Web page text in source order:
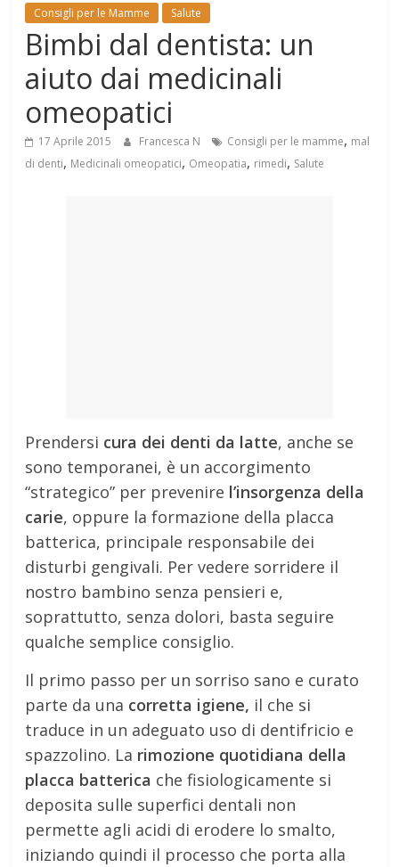
Mondo
Consigli per le Mamme Salute
Bimbi dal dentista: un
aiuto dai medicinali
omeopatici
17 Aprile 2015 Francesca N Consigli per le mamme, mal
di denti, Medicinali omeopatici, Omeopatia, rimedi, Salute
Prendersi cura dei denti da latte, anche se
sono temporanei, è un accorgimento
“strategico” per prevenire l’insorgenza della
carie, oppure la formazione della placca
batterica, principale responsabile dei
disturbi gengivali. Per vedere sorridere il
nostro bambino senza pensieri e,
soprattutto, senza dolori, basta seguire
qualche semplice consiglio.
Il primo passo per un sorriso sano e curato
parte da una corretta igiene, il che si
traduce in un adeguato uso di dentifricio e
spazzolino. La rimozione quotidiana della
placca batterica che fisiologicamente si
deposita sulle superfici dentali non
permette agli acidi di erodere lo smalto,
iniziando quindi il processo che porta alla